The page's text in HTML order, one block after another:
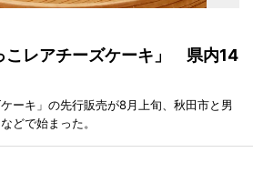
こレアチーズケーキ」 県内14
ーキ」の先行販売が8月上旬、秋田市と男
どで始まった。